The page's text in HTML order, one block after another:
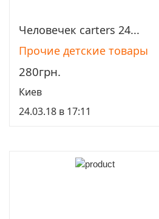
Просмотреть
Человечек carters 24...
Прочие детские товары
280грн.
Киев
24.03.18 в 17:11